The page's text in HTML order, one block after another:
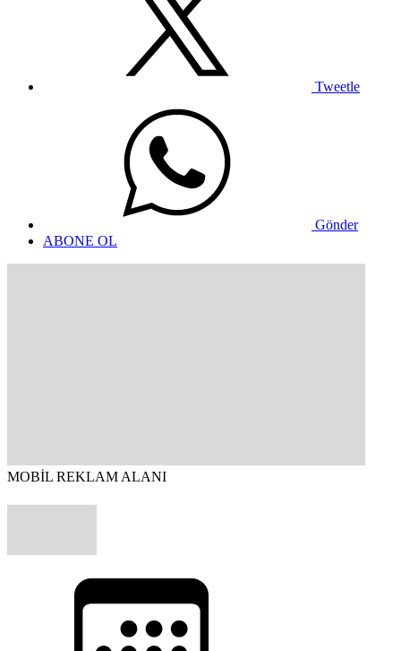
Tweetle
Gönder
ABONE OL
MOBİL REKLAM ALANI